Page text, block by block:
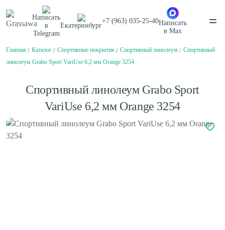
Написать
в
Telegram
Екатеринбург
+7 (963) 035-25-40Написать
в Max
Каталог
О компании
Нам доверяют
Спортивная
Декоративная
Цветная
Монофиламентная
Сценический линолеум
Главная Каталог Спортивные покрытия Спортивный линолеум
Спортивный
линолеум Grabo Sport VariUse 6,2 мм Orange 3254
Спортивный линолеум Grabo Sport
VariUse 6,2 мм Orange 3254